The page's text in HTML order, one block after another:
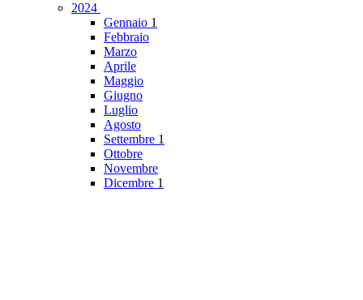
2024
Gennaio 1
Febbraio
Marzo
Aprile
Maggio
Giugno
Luglio
Agosto
Settembre 1
Ottobre
Novembre
Dicembre 1